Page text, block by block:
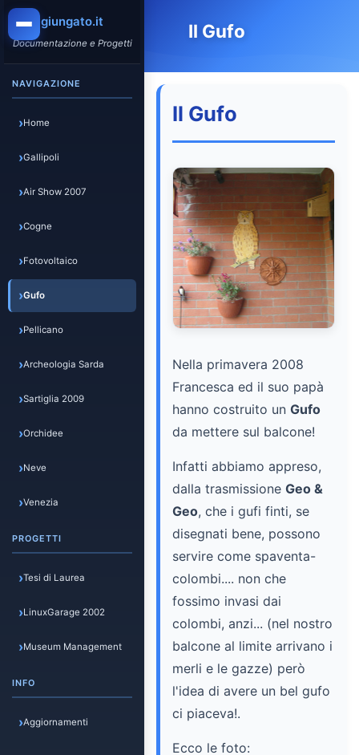
giungato.it
Documentazione e Progetti
NAVIGAZIONE
Home
Gallipoli
Air Show 2007
Cogne
Fotovoltaico
Gufo
Pellicano
Archeologia Sarda
Sartiglia 2009
Orchidee
Neve
Venezia
PROGETTI
Tesi di Laurea
LinuxGarage 2002
Museum Management
INFO
Aggiornamenti
Il Gufo
Il Gufo
Nella primavera 2008
Francesca ed il suo papà
hanno costruito un Gufo
da mettere sul balcone!
Infatti abbiamo appreso,
dalla trasmissione Geo &
Geo, che i gufi finti, se
disegnati bene, possono
servire come spaventa-
colombi.... non che
fossimo invasi dai
colombi, anzi... (nel nostro
balcone al limite arrivano i
merli e le gazze) però
l'idea di avere un bel gufo
ci piaceva!.
Ecco le foto: